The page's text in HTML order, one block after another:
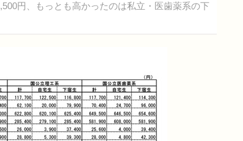
円、もっとも高かったのは私立・医歯薬系の下